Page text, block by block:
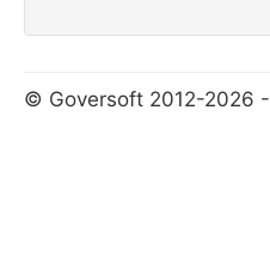
© Goversoft 2012-2026 -